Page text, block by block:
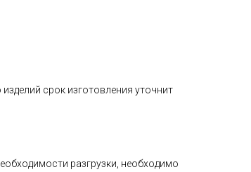
срок изготовления уточнит
разгрузки, необходимо